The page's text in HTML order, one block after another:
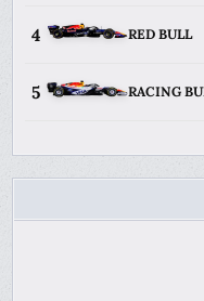
4 RED BULL
5 RACING